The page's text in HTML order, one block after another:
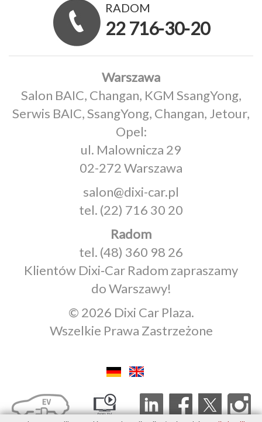
RADOM
22 716-30-20
Warszawa
Salon BAIC, Changan, KGM SsangYong,
Serwis BAIC, SsangYong, Changan, Jetour,
Opel:
ul. Malownicza 29
02-272 Warszawa
salon@dixi-car.pl
tel. (22) 716 30 20
Radom
tel. (48) 360 98 26
Klientów Dixi‑Car Radom zapraszamy
do Warszawy!
© 2026 Dixi Car Plaza.
Wszelkie Prawa Zastrzeżone